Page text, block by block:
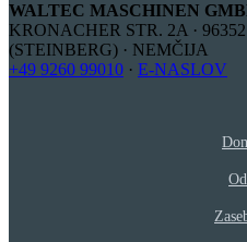
WALTEC MASCHINEN
KRONACHER STR. 2A ·
(STEINBERG) · NEMČIJA
+49 9260 99010 · E-NASLOV